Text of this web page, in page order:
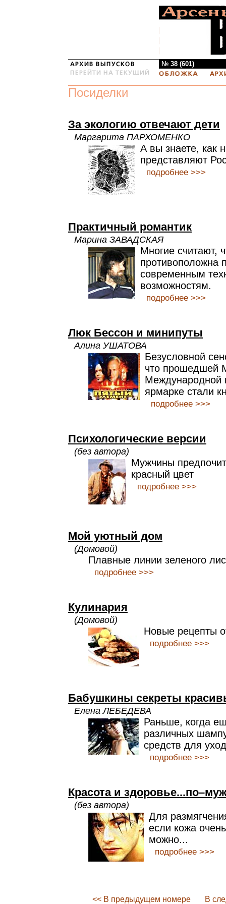
№ 38 (601)
Посиделки
За экологию отвечают дети
Маргарита ПАРХОМЕНКО
А вы знаете, как
представляют
подробнее >>>
Практичный романтик
Марина ЗАВАДСКАЯ
Многие считают,
противоположна
современным
возможностям.
подробнее >>>
Люк Бессон и минипуты
Алина УШАТОВА
Безусловной
что прошедшей
Международной
ярмарке стали
подробнее >>>
Психологические версии
(без автора)
Мужчины
красный цвет
подробнее >>>
Мой уютный дом
(Домовой)
Плавные линии зеленого
подробнее >>>
Кулинария
(Домовой)
Новые рецепты
подробнее >>>
Бабушкины секреты
Елена ЛЕБЕДЕВА
Раньше, когда
различных
средств для
подробнее >>>
Красота и
(без автора)
Для
если кожа
можно...
подробнее >>>
<< В предыдущем номере В